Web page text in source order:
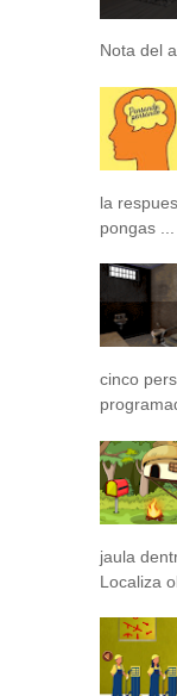
Nota del
la
pongas ...
cinco
jaula
Localiza